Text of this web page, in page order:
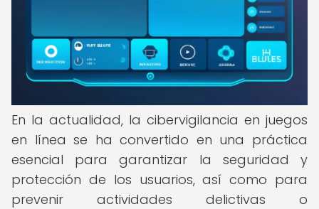
En la actualidad, la cibervigilancia en juegos
en línea se ha convertido en una práctica
esencial para garantizar la seguridad y
protección de los usuarios, así como para
prevenir actividades delictivas o